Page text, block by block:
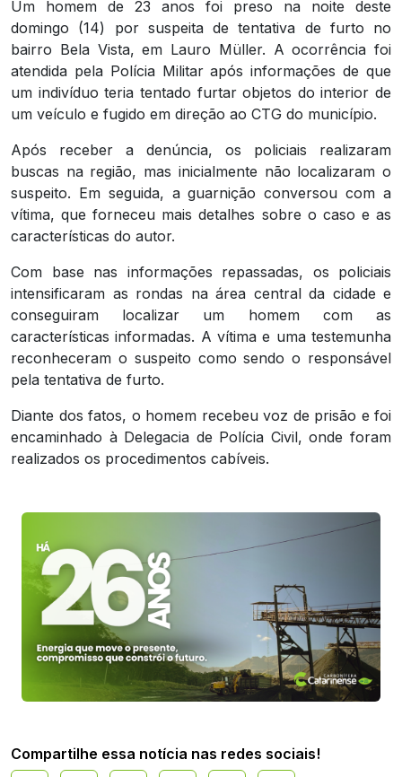
Um homem de 23 anos foi preso na noite deste
domingo (14) por suspeita de tentativa de furto no
bairro Bela Vista, em Lauro Müller. A ocorrência foi
atendida pela Polícia Militar após informações de que
um indivíduo teria tentado furtar objetos do interior de
um veículo e fugido em direção ao CTG do município.
Após receber a denúncia, os policiais realizaram
buscas na região, mas inicialmente não localizaram o
suspeito. Em seguida, a guarnição conversou com a
vítima, que forneceu mais detalhes sobre o caso e as
características do autor.
Com base nas informações repassadas, os policiais
intensificaram as rondas na área central da cidade e
conseguiram localizar um homem com as
características informadas. A vítima e uma testemunha
reconheceram o suspeito como sendo o responsável
pela tentativa de furto.
Diante dos fatos, o homem recebeu voz de prisão e foi
encaminhado à Delegacia de Polícia Civil, onde foram
realizados os procedimentos cabíveis.
Compartilhe essa notícia nas redes sociais!